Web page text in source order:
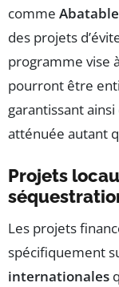
comme
des projets
programme vise
pourront être
garantissant
atténuée autant
Projets
Les projets
spécifiquement
internationales